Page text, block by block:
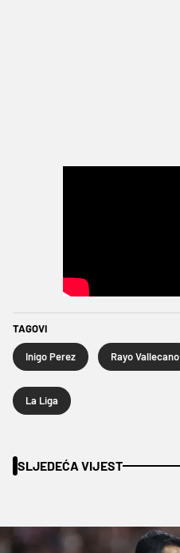
TAGOVI
Inigo Perez Rayo Vallecano
La Liga
SLJEDEĆA VIJEST